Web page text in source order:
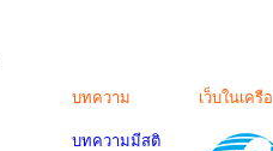
บทความ
บทความมีสติ
เว็บในเครือ